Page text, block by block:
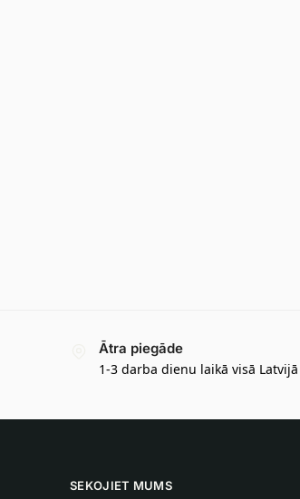
Ātra piegāde
1-3 darba dienu laikā visā Latvijā
SEKOJIET MUMS